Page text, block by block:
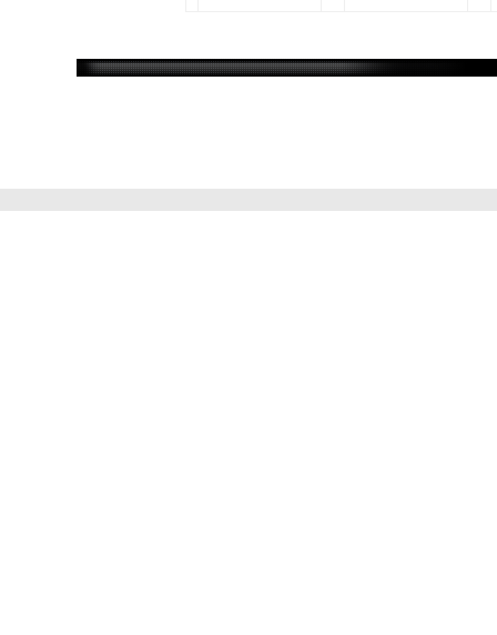
ASUS ROG STRIX
GTX 1080 OC
nVidia GeForce GTX
690